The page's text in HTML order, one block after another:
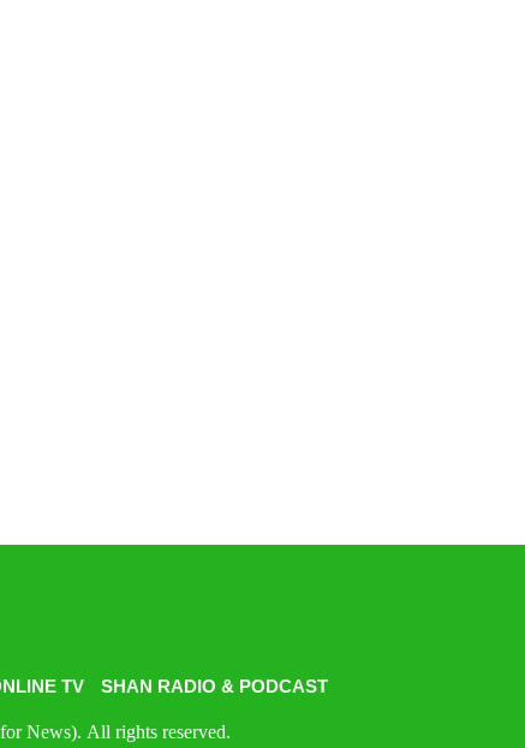
TV SHAN RADIO & PODCAST
News). All rights reserved.